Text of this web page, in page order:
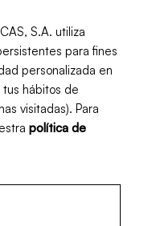
S.A. utiliza
para fines
personalizada en
hábitos de
visitadas). Para
política de